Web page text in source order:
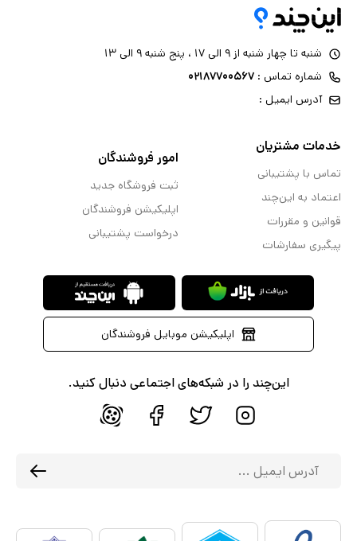
شنبه تا چهار شنبه از ۹ الی ۱۷ ، پنج شنبه ۹ الی ۱۳
شماره تماس : ۰۲۱۸۷۷۰۰۵۶۷
آدرس ایمیل :
خدمات مشتریان
تماس با پشتیبانی
اعتماد به این‌چند
قوانین و مقررات
پیگیری سفارشات
امور فروشندگان
ثبت فروشگاه جدید
اپلیکیشن فروشندگان
درخواست پشتیبانی
اپلیکیشن موبایل فروشندگان
این‌چند را در شبکه‌های اجتماعی دنبال کنید.